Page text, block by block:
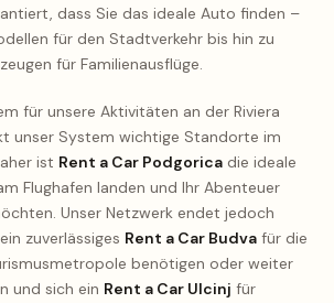
dass Sie das ideale Auto finden –
für den Stadtverkehr bis hin zu
für Familienausflüge.
für unsere Aktivitäten an der Riviera
unser System wichtige Standorte im
ist Rent a Car Podgorica die ideale
Flughafen landen und Ihr Abenteuer
Unser Netzwerk endet jedoch
zuverlässiges Rent a Car Budva für die
benötigen oder weiter
und sich ein Rent a Car Ulcinj für